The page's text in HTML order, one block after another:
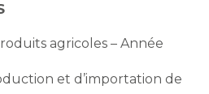
agricoles – Année
et d’importation de